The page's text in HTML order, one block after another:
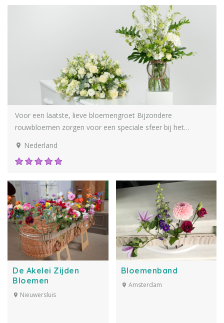
Uitvaartbloemist In Memoriam
Voor een laatste, lieve bloemengroet Bijzondere
rouwbloemen zorgen voor een speciale sfeer bij het
kleur en bloemsoort om het rouwboeket en de
bloemendecoratie een eigen invulling te geven. Zo...
Nederland
De Akelei Zijden
Bloemen
Nieuwersluis
Bloemenband
Amsterdam